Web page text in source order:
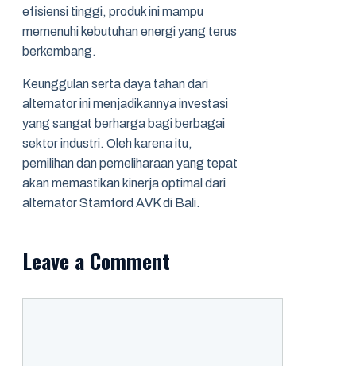
efisiensi tinggi, produk ini mampu
memenuhi kebutuhan energi yang terus
berkembang.
Keunggulan serta daya tahan dari
alternator ini menjadikannya investasi
yang sangat berharga bagi berbagai
sektor industri. Oleh karena itu,
pemilihan dan pemeliharaan yang tepat
akan memastikan kinerja optimal dari
alternator Stamford AVK di Bali.
Leave a Comment